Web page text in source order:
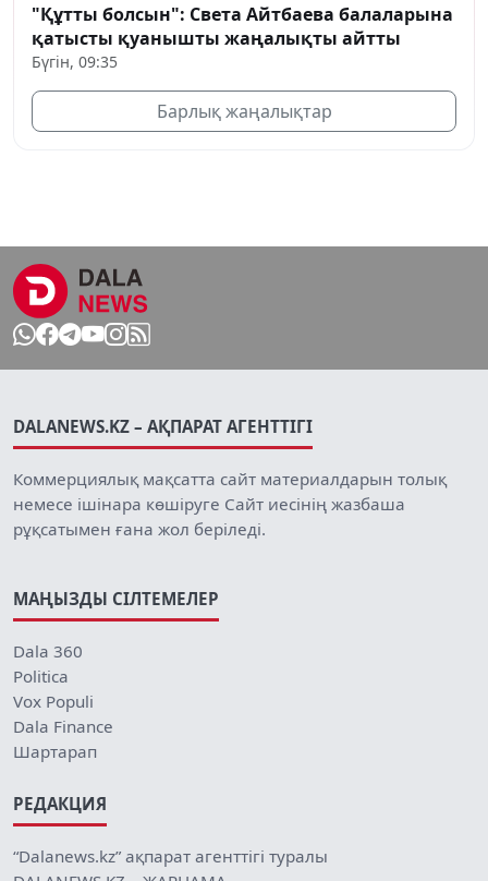
"Құтты болсын": Света Айтбаева балаларына
қатысты қуанышты жаңалықты айтты
Бүгін, 09:35
Барлық жаңалықтар
DALANEWS.KZ – АҚПАРАТ АГЕНТТІГІ
Коммерциялық мақсатта сайт материалдарын толық
немесе ішінара көшіруге Сайт иесінің жазбаша
рұқсатымен ғана жол беріледі.
МАҢЫЗДЫ СІЛТЕМЕЛЕР
Dala 360
Politica
Vox Populi
Dala Finance
Шартарап
РЕДАКЦИЯ
“Dalanews.kz” ақпарат агенттігі туралы